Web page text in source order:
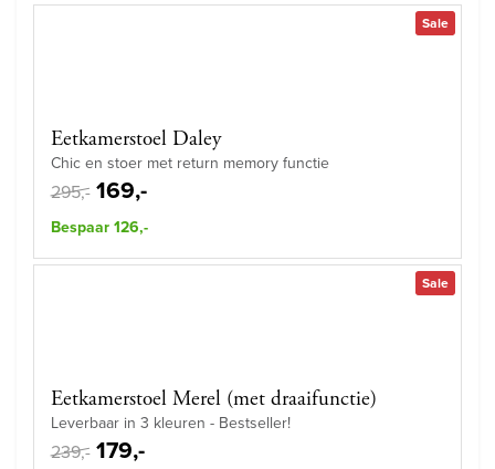
Sale
Eetkamerstoel Daley
Chic en stoer met return memory functie
295,- 169,-
Bespaar 126,-
Sale
Eetkamerstoel Merel (met draaifunctie)
Leverbaar in 3 kleuren - Bestseller!
239,- 179,-